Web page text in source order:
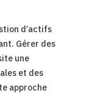
d’actifs
Gérer des
une
et des
approche